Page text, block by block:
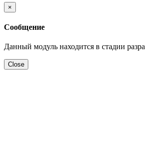
×
Сообщение
Данный модуль находится в стадии
Close